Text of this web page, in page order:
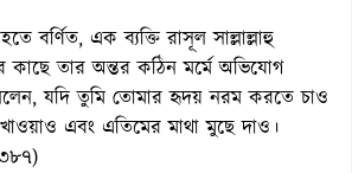
বর্ণিত, এক ব্যক্তি রাসূল সাল্লাল্লাহু
কাছে তার অন্তর কঠিন মর্মে অভিযোগ
যদি তুমি তোমার হৃদয় নরম করতে চাও
এবং এতিমের মাথা মুছে দাও।